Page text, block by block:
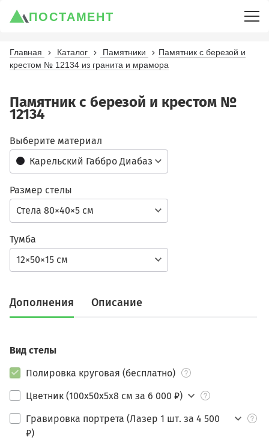
ПОСТАМЕНТ
Главная Каталог Памятники
Памятник с березой и
крестом № 12134 из гранита и мрамора
Памятник с березой и крестом №
12134
Карельский Габбро Диабаз
Выберите материал
Стела 80×40×5 см
Размер стелы
12×50×15 см
Тумба
Дополнения Описание
Вид стелы
Полировка круговая (бесплатно)
Цветник (100х50х5х8 см за 6 000 ₽)
Гравировка портрета (Лазер 1 шт. за 4 500
₽)